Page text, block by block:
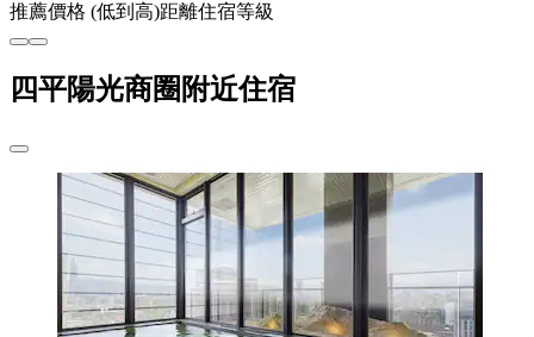
推薦價格 (低到高)距離住宿等級
四平陽光商圈附近住宿